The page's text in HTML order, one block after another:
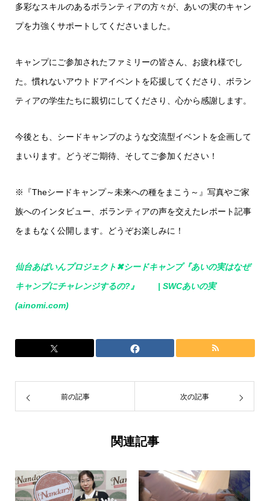
多彩なスキルのあるボランティアの方々が、あいの実のキャン
プを力強くサポートしてくださいました。
キャンプにご参加されたファミリーの皆さん、お疲れ様でし
た。慣れないアウトドアイベントを応援してくださり、ボラン
ティアの学生たちに親切にしてくださり、心から感謝します。
今後とも、シードキャンプのような交流型イベントを企画して
まいります。どうぞご期待、そしてご参加ください！
※『Theシードキャンプ～未来への種をまこう～』写真やご家
族へのインタビュー、ボランティアの声を交えたレポート記事
をまもなく公開します。どうぞお楽しみに！
仙台あばいんプロジェクト✖シードキャンプ『あいの実はなぜ
キャンプにチャレンジするの?』 | SWCあいの実
(ainomi.com)
前の記事 次の記事
関連記事